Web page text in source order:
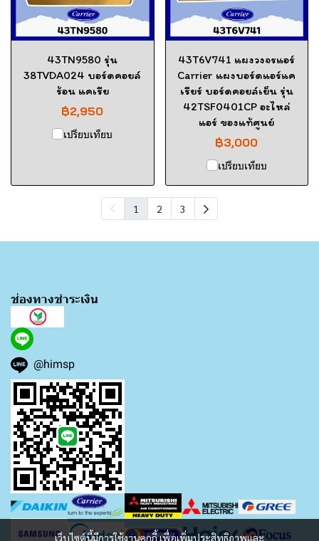
43TN9580 รุ่น
38TVDA024 บอร์ดคอยล์
ร้อน แคเรีย
฿2,950
เปรียบเทียบ
43T6V741 แผงวงจรแอร์
Carrier แผงบอร์ดแอร์แค
เรียร์ บอร์ดคอยล์เย็น รุ่น
42TSF0401CP อะไหล่
แอร์ ของแท้ศูนย์
฿3,000
เปรียบเทียบ
1 2 3
เว็บไซต์นี้มีการใช้งานคุกกี้ เพื่อเพิ่มประสิทธิภาพและ
ช่องทางชำระเงิน
@himsp